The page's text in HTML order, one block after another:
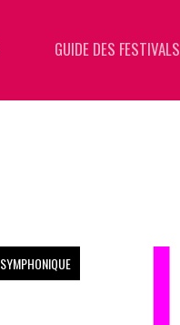
GUIDE DES FESTIVALS
SYMPHONIQUE